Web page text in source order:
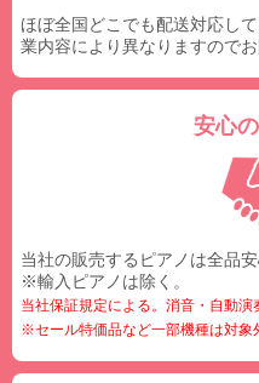
ほぼ全国どこでも配送対応し
業内容により異なりますので
安心
当社の販売するピアノは全品
※輸入ピアノは除く。
当社保証規定による。消音・自動演
※セール特価品など一部機種は対象